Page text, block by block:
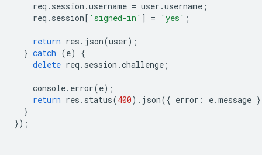
req . session .username = user .username ;
req . session[ 'signed-in' ] = 'yes' ;
return res . json(user);
} catch (e)
{
delete req . session .challenge ;
console. error(e);
return res . status(400). json({ error : e.message
}
});